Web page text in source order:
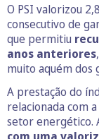
O PSI valorizou
consecutivo de
que permitiu
anos anteriores
muito aquém dos
A prestação do
relacionada com
setor energético.
com uma